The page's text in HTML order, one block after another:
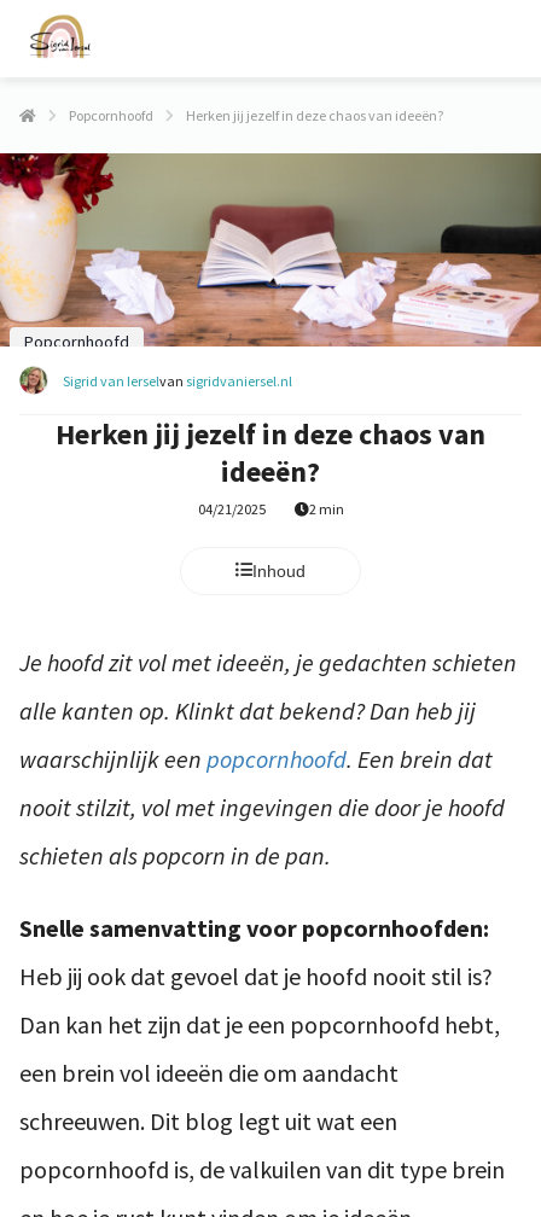
Popcornhoofd Herken jij jezelf in deze chaos van ideeën?
Popcornhoofd
Sigrid van Ierselvan sigridvaniersel.nl
Herken jij jezelf in deze chaos van
ideeën?
04/21/2025 2 min
Inhoud
Je hoofd zit vol met ideeën, je gedachten schieten
alle kanten op. Klinkt dat bekend? Dan heb jij
waarschijnlijk een popcornhoofd. Een brein dat
nooit stilzit, vol met ingevingen die door je hoofd
schieten als popcorn in de pan.
Snelle samenvatting voor popcornhoofden:
Heb jij ook dat gevoel dat je hoofd nooit stil is?
Dan kan het zijn dat je een popcornhoofd hebt,
een brein vol ideeën die om aandacht
schreeuwen. Dit blog legt uit wat een
popcornhoofd is, de valkuilen van dit type brein